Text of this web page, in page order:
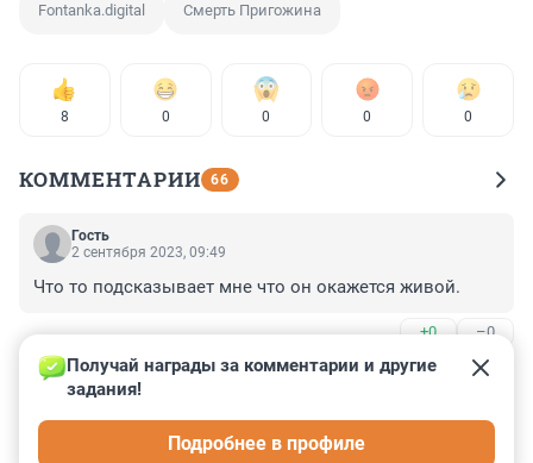
Fontanka.digital Смерть Пригожина
8 0 0 0 0
КОММЕНТАРИИ 66
Гость
2 сентября 2023, 09:49
Что то подсказывает мне что он окажется живой.
+0 –0
Гость
2 сентября 2023, 00:42
Вечная память Евгению Викторовичу, хороший был
мужик, порядочный!
Получай награды за комментарии и другие
задания!
Подробнее в профиле